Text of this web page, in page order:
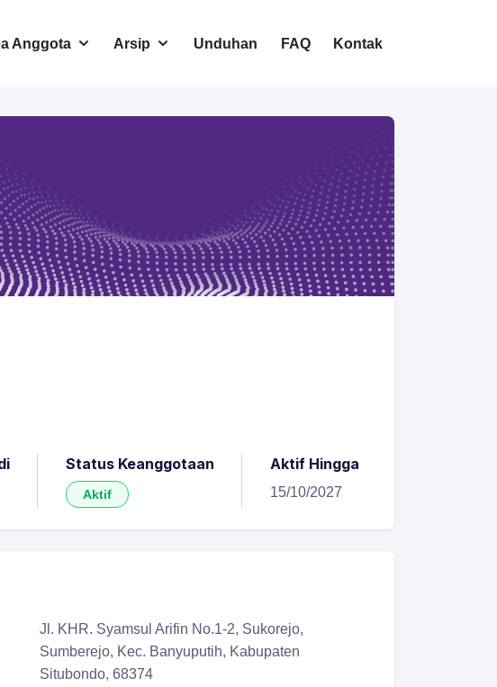
Anggota Arsip Unduhan FAQ Kontak
Status Keanggotaan
Aktif
Aktif Hingga
15/10/2027
Jl. KHR. Syamsul Arifin No.1-2, Sukorejo,
Sumberejo, Kec. Banyuputih, Kabupaten
Situbondo, 68374